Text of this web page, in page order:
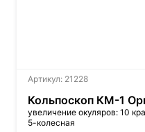
Артикул: 21228
Кольпоскоп КМ-1
увеличение окуляров: 10
5-колесная